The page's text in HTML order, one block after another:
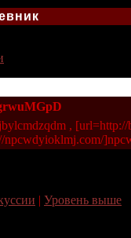
,
npcwdyioklmj.com/
| Уровень выше